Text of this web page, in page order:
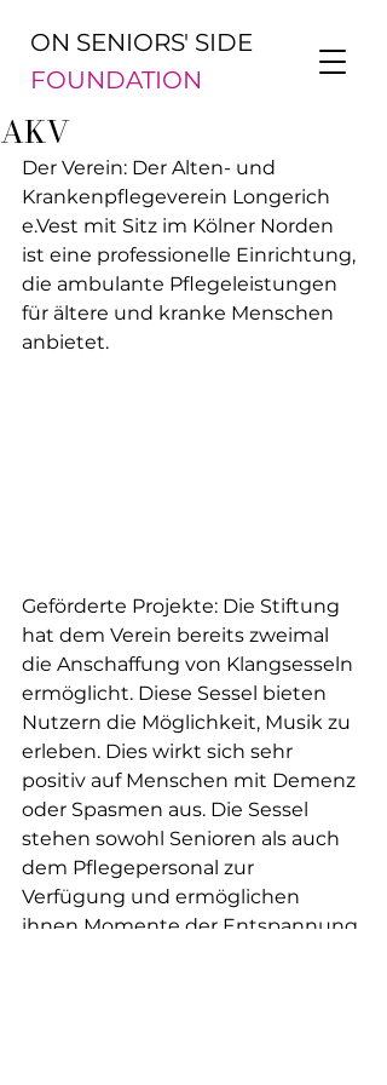
ON SENIORS' SIDE
FOUNDATION
AKV
Der Verein: Der Alten- und
Krankenpflegeverein Longerich
e.Vest mit Sitz im Kölner Norden
ist eine professionelle Einrichtung,
die ambulante Pflegeleistungen
für ältere und kranke Menschen
anbietet.
Geförderte Projekte: Die Stiftung
hat dem Verein bereits zweimal
die Anschaffung von Klangsesseln
ermöglicht. Diese Sessel bieten
Nutzern die Möglichkeit, Musik zu
erleben. Dies wirkt sich sehr
positiv auf Menschen mit Demenz
oder Spasmen aus. Die Sessel
stehen sowohl Senioren als auch
dem Pflegepersonal zur
Verfügung und ermöglichen
ihnen Momente der Entspannung.